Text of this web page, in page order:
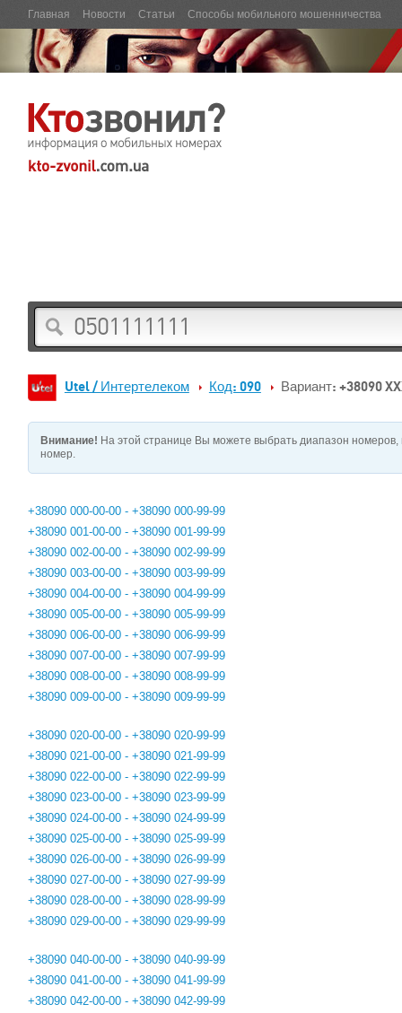
Главная Новости Статьи Способы мобильного мошенничества
Utel / Интертелеком Код: 090 Вариант: +38090
Внимание! На этой странице Вы можете выбрать диапазон
номер.
+38090 000-00-00 - +38090 000-99-99
+38090 001-00-00 - +38090 001-99-99
+38090 002-00-00 - +38090 002-99-99
+38090 003-00-00 - +38090 003-99-99
+38090 004-00-00 - +38090 004-99-99
+38090 005-00-00 - +38090 005-99-99
+38090 006-00-00 - +38090 006-99-99
+38090 007-00-00 - +38090 007-99-99
+38090 008-00-00 - +38090 008-99-99
+38090 009-00-00 - +38090 009-99-99
+38090 020-00-00 - +38090 020-99-99
+38090 021-00-00 - +38090 021-99-99
+38090 022-00-00 - +38090 022-99-99
+38090 023-00-00 - +38090 023-99-99
+38090 024-00-00 - +38090 024-99-99
+38090 025-00-00 - +38090 025-99-99
+38090 026-00-00 - +38090 026-99-99
+38090 027-00-00 - +38090 027-99-99
+38090 028-00-00 - +38090 028-99-99
+38090 029-00-00 - +38090 029-99-99
+38090 040-00-00 - +38090 040-99-99
+38090 041-00-00 - +38090 041-99-99
+38090 042-00-00 - +38090 042-99-99